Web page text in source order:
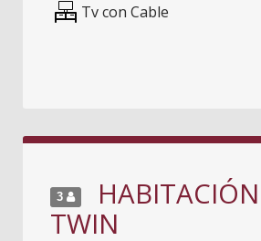
Tv con Cable
3
TWIN